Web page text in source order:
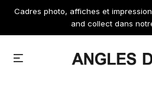
Skip
content
Cadres photo, affiches et
and collect dans